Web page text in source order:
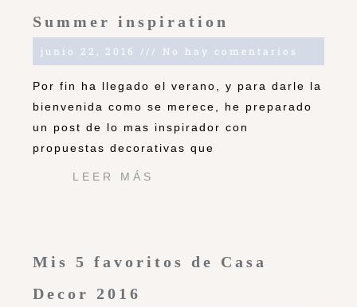
Summer inspiration
junio 22, 2016 No hay comentarios
Por fin ha llegado el verano, y para darle la
bienvenida como se merece, he preparado
un post de lo mas inspirador con
propuestas decorativas que
LEER MÁS
Mis 5 favoritos de Casa
Decor 2016